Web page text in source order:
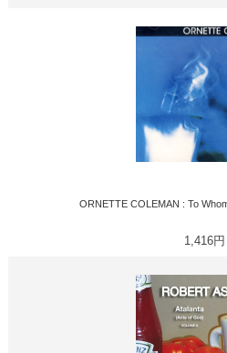
ORNETTE COLEMAN : To
1,416円